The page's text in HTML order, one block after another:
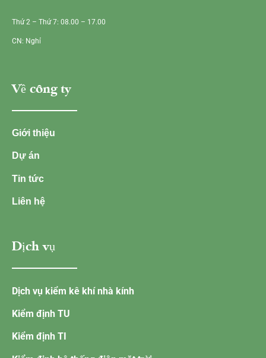
Thứ 2 – Thứ 7: 08.00 – 17.00
CN: Nghỉ
Về công ty
Giới thiệu
Dự án
Tin tức
Liên hệ
Dịch vụ
Dịch vụ kiểm kê khí nhà kính
Kiểm định TU
Kiểm định TI